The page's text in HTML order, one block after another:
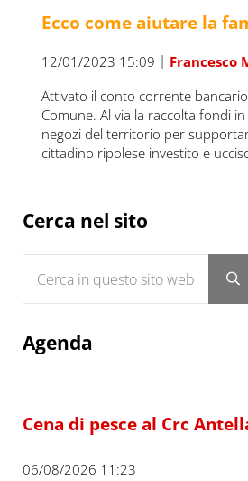
Ecco come aiutare la
12/01/2023 15:09 | Francesco
Attivato il conto corrente
Comune. Al via la raccolta fondi
negozi del territorio per
cittadino ripolese investito e
Sidebar
Cerca nel sito
Agenda
Cena di pesce al Crc
06/08/2026 11:23